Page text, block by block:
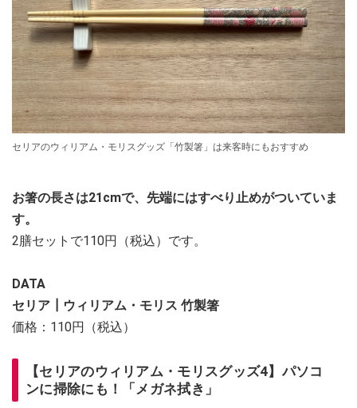
セリアのウィリアム・モリスグッズ「竹製箸」は来客時にもおすすめ
お箸の長さは21cmで、先端にはすべり止めがついていま
す。
2膳セットで110円（税込）です。
DATA
セリア┃ウィリアム・モリス 竹製箸
価格：110円（税込）
【セリアのウィリアム・モリスグッズ4】パソコ
ンに掃除にも！「メガネ拭き」